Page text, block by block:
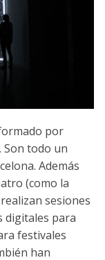
por
Son todo un
Además
(como la
sesiones
digitales para
festivales
han